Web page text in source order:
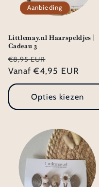
Aanbieding
Littlemay.nl Haarspeldjes |
Cadeau 3
Normale
prijs
€8,95 EUR
Vanaf €4,95 EUR
Opties kiezen